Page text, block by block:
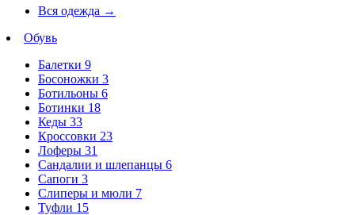
Вся одежда →
Обувь
Балетки 9
Босоножки 3
Ботильоны 6
Ботинки 18
Кеды 33
Кроссовки 23
Лоферы 31
Сандалии и шлепанцы 6
Сапоги 3
Слиперы и мюли 7
Туфли 15